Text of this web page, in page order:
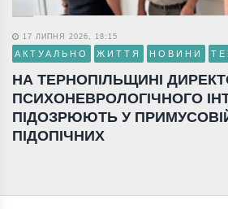
17 ЛИПНЯ 2026, 18:15
АКТУАЛЬНО ЖИТТЯ НОВИНИ
НА ТЕРНОПІЛЬЩИНІ
ПСИХОНЕВРОЛОГІЧНОГО
ПІДОЗРЮЮТЬ У
ПІДОПІЧНИХ